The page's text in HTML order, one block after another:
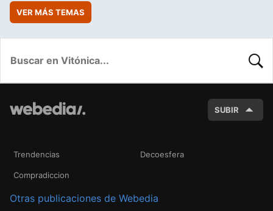
VER MÁS TEMAS
SUBIR
Trendencias Decoesfera
Compradiccion
Otras publicaciones de Webedia